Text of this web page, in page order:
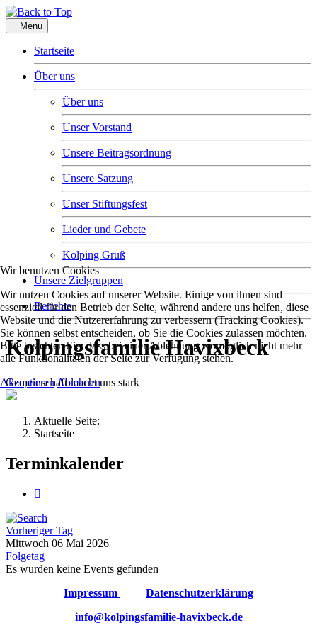
Menu
Startseite
Über uns
Über uns
Unser Vorstand
Unsere Beitragsordnung
Unsere Satzung
Unser Stiftungsfest
Lieder und Gebete
Kolping Gruß
Unsere Zielgruppen
Berichte
Kolpingsfamilie Havixbeck
Gemeinschaft macht uns stark
Aktuelle Seite:
Startseite
Terminkalender
Vorheriger Tag
Mittwoch 06 Mai 2026
Folgetag
Es wurden keine Events gefunden
Impressum
Datenschutzerklärung
info@kolpingsfamilie-havixbeck.de
Wir benutzen Cookies
Wir nutzen Cookies auf unserer Website. Einige von ihnen sind
essenziell für den Betrieb der Seite, während andere uns helfen, diese
Website und die Nutzererfahrung zu verbessern (Tracking Cookies).
Sie können selbst entscheiden, ob Sie die Cookies zulassen möchten.
Bitte beachten Sie, dass bei einer Ablehnung womöglich nicht mehr
alle Funktionalitäten der Seite zur Verfügung stehen.
AkzeptierenAblehnen